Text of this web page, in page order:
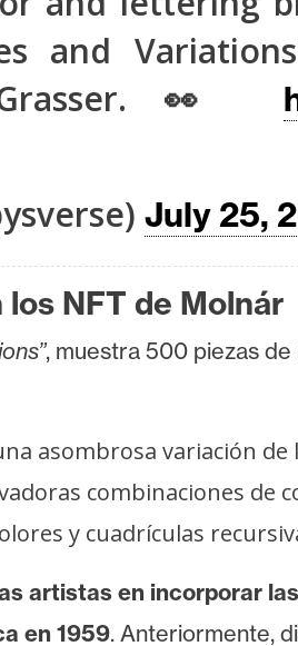
and
Grasser.👀
July 25,
NFT de Molnár
, muestra 500 piezas
asombrosa variación de
combinaciones de
y cuadrículas
artistas en incorporar
en 1959. Anteriormente,